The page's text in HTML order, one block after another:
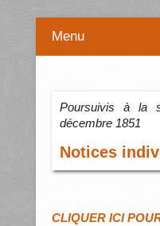
Menu
Poursuivis à la
décembre 1851
Notices
CLIQUER ICI